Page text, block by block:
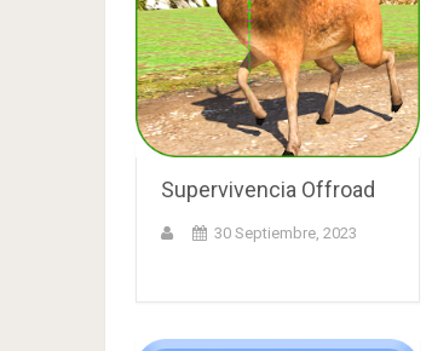
Supervivencia Offroad
30 Septiembre, 2023